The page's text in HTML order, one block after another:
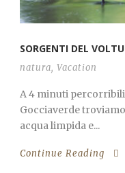
SORGENTI DEL
natura, Vacation
A 4 minuti percorribili
Gocciaverde
acqua limpida e...
Continue Reading